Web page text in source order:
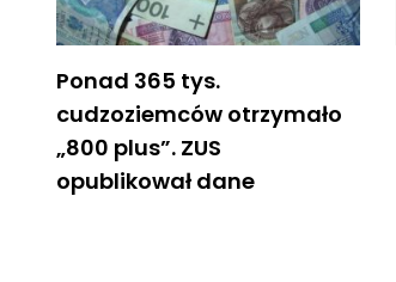
Ponad 365 tys.
cudzoziemców otrzymało
„800 plus”. ZUS
opublikował dane